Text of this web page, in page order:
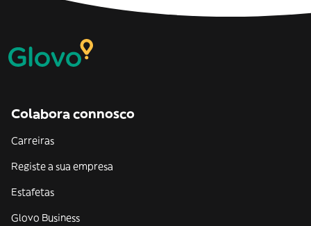
Colabora connosco
Carreiras
Registe a sua empresa
Estafetas
Glovo Business